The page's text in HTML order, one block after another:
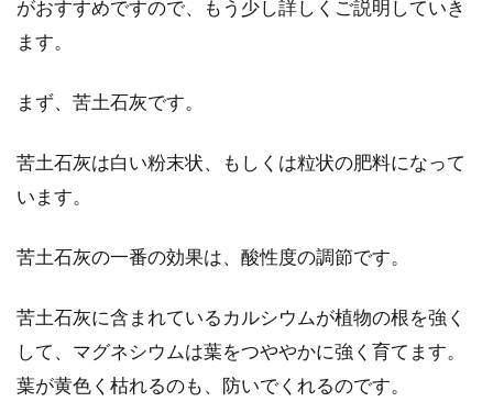
ていたので...
がおすすめですので、もう少し詳しくご説明していき
ます。
まず、苦土石灰です。
苦土石灰は白い粉末状、もしくは粒状の肥料になって
います。
苦土石灰の一番の効果は、酸性度の調節です。
苦土石灰に含まれているカルシウムが植物の根を強く
して、マグネシウムは葉をつややかに強く育てます。
葉が黄色く枯れるのも、防いでくれるのです。